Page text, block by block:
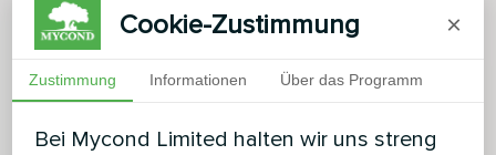
Cookie-Zustimmung ×
Zustimmung Informationen Über das Programm
Bei Mycond Limited halten wir uns streng